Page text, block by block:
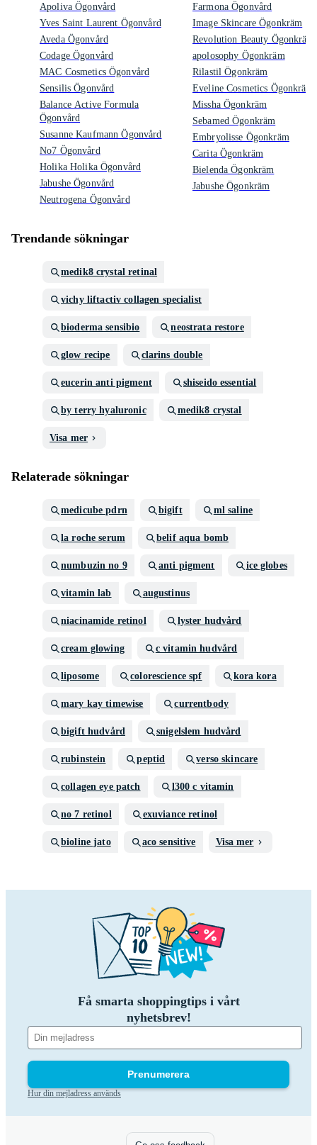
Apoliva Ögonvård
Yves Saint Laurent Ögonvård
Aveda Ögonvård
Codage Ögonvård
MAC Cosmetics Ögonvård
Sensilis Ögonvård
Balance Active Formula
Ögonvård
Susanne Kaufmann Ögonvård
No7 Ögonvård
Holika Holika Ögonvård
Jabushe Ögonvård
Neutrogena Ögonvård
Farmona Ögonvård
Image Skincare Ögonkräm
Revolution Beauty Ögonkräm
apolosophy Ögonkräm
Rilastil Ögonkräm
Eveline Cosmetics Ögonkräm
Missha Ögonkräm
Sebamed Ögonkräm
Embryolisse Ögonkräm
Carita Ögonkräm
Bielenda Ögonkräm
Jabushe Ögonkräm
Trendande sökningar
medik8 crystal retinal
vichy liftactiv collagen specialist
bioderma sensibio neostrata restore
glow recipe clarins double
eucerin anti pigment shiseido essential
by terry hyaluronic medik8 crystal
Visa mer
Relaterade sökningar
medicube pdrn bigift ml saline
la roche serum belif aqua bomb
numbuzin no 9 anti pigment ice globes
vitamin lab augustinus
niacinamide retinol lyster hudvård
cream glowing c vitamin hudvård
liposome colorescience spf kora kora
mary kay timewise currentbody
bigift hudvård snigelslem hudvård
rubinstein peptid verso skincare
collagen eye patch l300 c vitamin
no 7 retinol exuviance retinol
bioline jato aco sensitive Visa mer
Få smarta shoppingtips i vårt
nyhetsbrev!
Prenumerera
Hur din mejladress används